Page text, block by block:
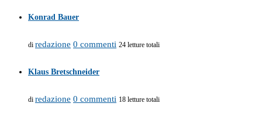
Konrad Bauer
di redazione 0 commenti 24 letture totali
Klaus Bretschneider
di redazione 0 commenti 18 letture totali